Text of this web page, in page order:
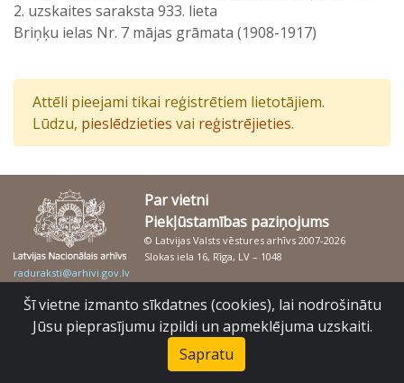
2. uzskaites saraksta 933. lieta
Briņķu ielas Nr. 7 mājas grāmata (1908-1917)
Attēli pieejami tikai reģistrētiem lietotājiem.
Lūdzu, pieslēdzieties vai reģistrējieties.
Par vietni
Piekļūstamības paziņojums
© Latvijas Valsts vēstures arhīvs 2007-2026
Slokas iela 16, Rīga, LV – 1048
raduraksti@arhivi.gov.lv
Šī vietne izmanto sīkdatnes (cookies), lai nodrošinātu
Jūsu pieprasījumu izpildi un apmeklējuma uzskaiti.
Sapratu